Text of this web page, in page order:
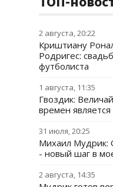
2 августа, 20:22
Криштиану
Родригес:
футболиста
1 августа, 11:35
Гвоздик:
времен
31 июля, 20:25
Михаил Мудрик:
- новый шаг в
2 августа, 14:35